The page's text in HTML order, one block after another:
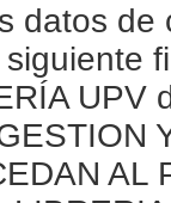
datos
AL